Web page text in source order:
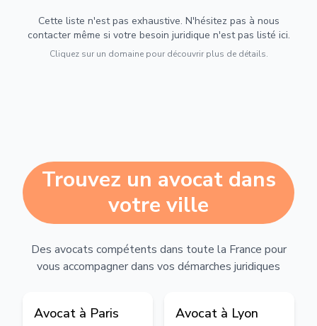
Cette liste n'est pas exhaustive. N'hésitez pas à nous
contacter même si votre besoin juridique n'est pas listé ici.
Cliquez sur un domaine pour découvrir plus de détails.
Trouvez un avocat dans
votre ville
Des avocats compétents dans toute la France pour
vous accompagner dans vos démarches juridiques
Avocat à Paris Avocat à Lyon